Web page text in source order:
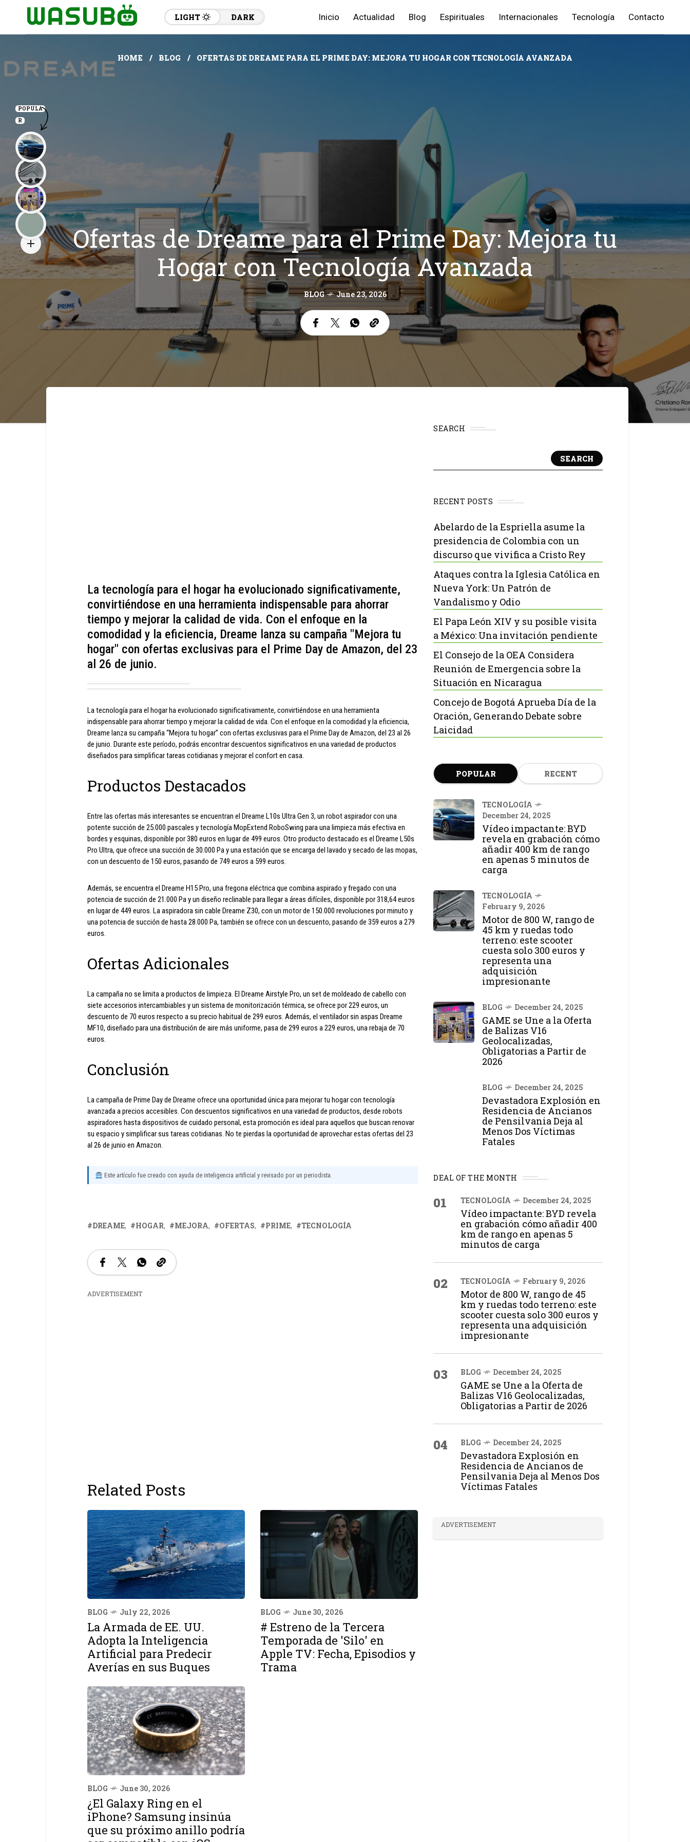
LIGHT DARK Inicio Actualidad Blog Espirituales Internacionales Tecnología Contacto
HOME BLOG OFERTAS DE DREAME PARA EL PRIME DAY: MEJORA TU HOGAR CON TECNOLOGÍA AVANZADA
Ofertas de Dreame para el Prime Day: Mejora tu
Hogar con Tecnología Avanzada
BLOG June 23, 2026
La tecnología para el hogar ha evolucionado significativamente,
convirtiéndose en una herramienta indispensable para ahorrar
tiempo y mejorar la calidad de vida. Con el enfoque en la
comodidad y la eficiencia, Dreame lanza su campaña "Mejora tu
hogar" con ofertas exclusivas para el Prime Day de Amazon, del 23
al 26 de junio.
La tecnología para el hogar ha evolucionado significativamente, convirtiéndose en una herramienta
indispensable para ahorrar tiempo y mejorar la calidad de vida. Con el enfoque en la comodidad y la eficiencia,
Dreame lanza su campaña “Mejora tu hogar” con ofertas exclusivas para el Prime Day de Amazon, del 23 al 26
de junio. Durante este período, podrás encontrar descuentos significativos en una variedad de productos
diseñados para simplificar tareas cotidianas y mejorar el confort en casa.
Productos Destacados
Entre las ofertas más interesantes se encuentran el Dreame L10s Ultra Gen 3, un robot aspirador con una
potente succión de 25.000 pascales y tecnología MopExtend RoboSwing para una limpieza más efectiva en
bordes y esquinas, disponible por 380 euros en lugar de 499 euros. Otro producto destacado es el Dreame L50s
Pro Ultra, que ofrece una succión de 30.000 Pa y una estación que se encarga del lavado y secado de las mopas,
con un descuento de 150 euros, pasando de 749 euros a 599 euros.
Además, se encuentra el Dreame H15 Pro, una fregona eléctrica que combina aspirado y fregado con una
potencia de succión de 21.000 Pa y un diseño reclinable para llegar a áreas difíciles, disponible por 318,64 euros
en lugar de 449 euros. La aspiradora sin cable Dreame Z30, con un motor de 150.000 revoluciones por minuto y
una potencia de succión de hasta 28.000 Pa, también se ofrece con un descuento, pasando de 359 euros a 279
euros.
Ofertas Adicionales
La campaña no se limita a productos de limpieza. El Dreame Airstyle Pro, un set de moldeado de cabello con
siete accesorios intercambiables y un sistema de monitorización térmica, se ofrece por 229 euros, un
descuento de 70 euros respecto a su precio habitual de 299 euros. Además, el ventilador sin aspas Dreame
MF10, diseñado para una distribución de aire más uniforme, pasa de 299 euros a 229 euros, una rebaja de 70
euros.
Conclusión
La campaña de Prime Day de Dreame ofrece una oportunidad única para mejorar tu hogar con tecnología
avanzada a precios accesibles. Con descuentos significativos en una variedad de productos, desde robots
aspiradores hasta dispositivos de cuidado personal, esta promoción es ideal para aquellos que buscan renovar
su espacio y simplificar sus tareas cotidianas. No te pierdas la oportunidad de aprovechar estas ofertas del 23
al 26 de junio en Amazon.
Este artículo fue creado con ayuda de inteligencia artificial y revisado por un periodista.
DREAME HOGAR MEJORA OFERTAS PRIME TECNOLOGÍA
ADVERTISEMENT
Related Posts
BLOG July 22, 2026
La Armada de EE. UU.
Adopta la Inteligencia
Artificial para Predecir
Averías en sus Buques
BLOG June 30, 2026
# Estreno de la Tercera
Temporada de 'Silo' en
Apple TV: Fecha, Episodios y
Trama
BLOG June 30, 2026
¿El Galaxy Ring en el
iPhone? Samsung insinúa
que su próximo anillo podría
SEARCH
SEARCH
RECENT POSTS
Abelardo de la Espriella asume la
presidencia de Colombia con un
discurso que vivifica a Cristo Rey
Ataques contra la Iglesia Católica en
Nueva York: Un Patrón de
Vandalismo y Odio
El Papa León XIV y su posible visita
a México: Una invitación pendiente
El Consejo de la OEA Considera
Reunión de Emergencia sobre la
Situación en Nicaragua
Concejo de Bogotá Aprueba Día de la
Oración, Generando Debate sobre
Laicidad
POPULAR RECENT
TECNOLOGÍA
December 24, 2025
Vídeo impactante: BYD
revela en grabación cómo
añadir 400 km de rango
en apenas 5 minutos de
carga
TECNOLOGÍA
February 9, 2026
Motor de 800 W, rango de
45 km y ruedas todo
terreno: este scooter
cuesta solo 300 euros y
representa una
adquisición
impresionante
BLOG December 24, 2025
GAME se Une a la Oferta
de Balizas V16
Geolocalizadas,
Obligatorias a Partir de
2026
BLOG December 24, 2025
Devastadora Explosión en
Residencia de Ancianos
de Pensilvania Deja al
Menos Dos Víctimas
Fatales
DEAL OF THE MONTH
01 TECNOLOGÍA December 24, 2025
Vídeo impactante: BYD revela
en grabación cómo añadir 400
km de rango en apenas 5
minutos de carga
02 TECNOLOGÍA February 9, 2026
Motor de 800 W, rango de 45
km y ruedas todo terreno: este
scooter cuesta solo 300 euros y
representa una adquisición
impresionante
03 BLOG December 24, 2025
GAME se Une a la Oferta de
Balizas V16 Geolocalizadas,
Obligatorias a Partir de 2026
04 BLOG December 24, 2025
Devastadora Explosión en
Residencia de Ancianos de
Pensilvania Deja al Menos Dos
Víctimas Fatales
ADVERTISEMENT
POPULA
R